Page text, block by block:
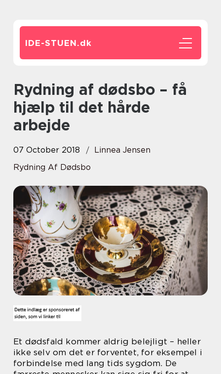
IDE-STUEN.dk
Rydning af dødsbo – få
hjælp til det hårde
arbejde
07 October 2018
Linnea Jensen
Rydning Af Dødsbo
Et dødsfald kommer aldrig belejligt – heller
ikke selv om det er forventet, for eksempel i
forbindelse med lang tids sygdom. De